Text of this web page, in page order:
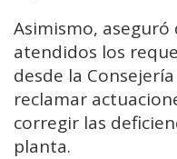
Asimismo,
atendidos los
desde la
reclamar
corregir las
planta.